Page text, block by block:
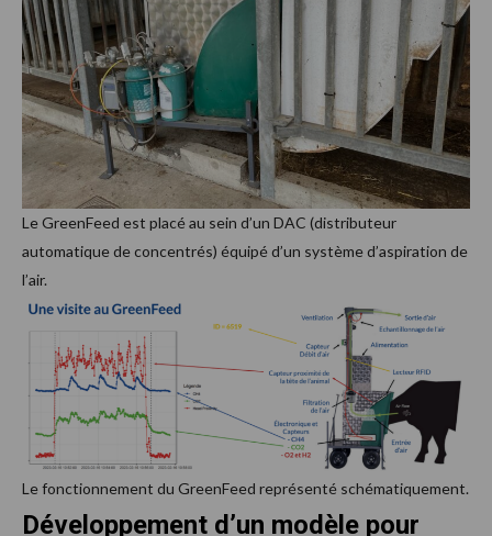
Le GreenFeed est placé au sein d’un DAC (distributeur
automatique de concentrés) équipé d’un système d’aspiration de
l’air.
Le fonctionnement du GreenFeed représenté schématiquement.
Développement d’un modèle pour